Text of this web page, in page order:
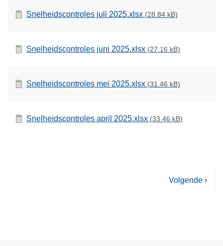
Snelheidscontroles juli 2025.xlsx (28.84 kB)
Snelheidscontroles juni 2025.xlsx (27.16 kB)
Snelheidscontroles mei 2025.xlsx (31.46 kB)
Snelheidscontroles april 2025.xlsx (33.46 kB)
V
Volgende ›